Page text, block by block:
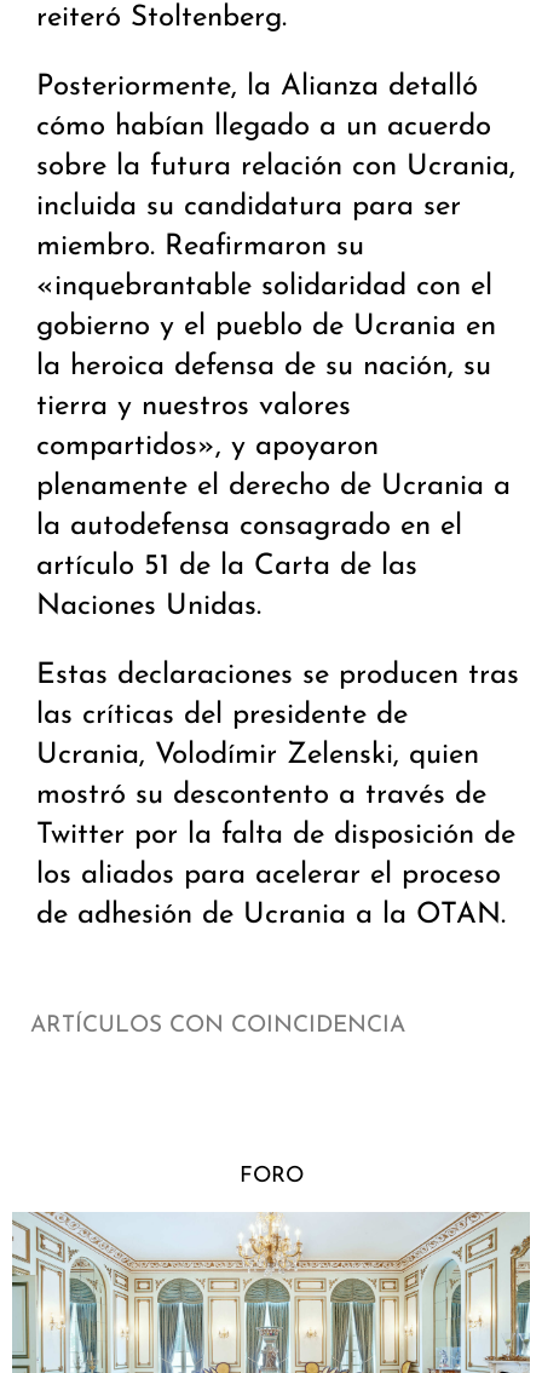
reiteró Stoltenberg.
Posteriormente, la Alianza detalló
cómo habían llegado a un acuerdo
sobre la futura relación con Ucrania,
incluida su candidatura para ser
miembro. Reafirmaron su
«inquebrantable solidaridad con el
gobierno y el pueblo de Ucrania en
la heroica defensa de su nación, su
tierra y nuestros valores
compartidos», y apoyaron
plenamente el derecho de Ucrania a
la autodefensa consagrado en el
artículo 51 de la Carta de las
Naciones Unidas.
Estas declaraciones se producen tras
las críticas del presidente de
Ucrania, Volodímir Zelenski, quien
mostró su descontento a través de
Twitter por la falta de disposición de
los aliados para acelerar el proceso
de adhesión de Ucrania a la OTAN.
ARTÍCULOS CON COINCIDENCIA
FORO